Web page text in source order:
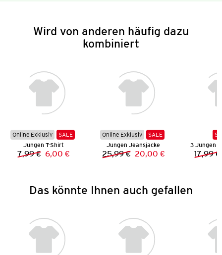
Wird von anderen häufig dazu
kombiniert
Online Exklusiv
SALE
Jungen T-Shirt
Vorheriger Preis:
7,99 € Neuer Preis:
6,00 €
Online Exklusiv
SALE
Jungen Jeansjacke
Vorheriger Preis:
25,99 € Neuer Preis:
20,00 €
3 Jungen
17,99 €
Das könnte Ihnen auch gefallen